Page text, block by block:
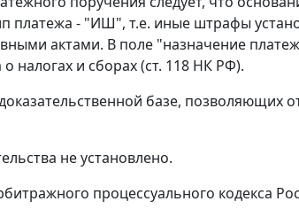
платежа - "ИШ", т.е. иные штрафы
актами. В поле "назначение
налогах и сборах (ст. 118 НК РФ).
базе, позволяющих
не установлено.
процессуального кодекса